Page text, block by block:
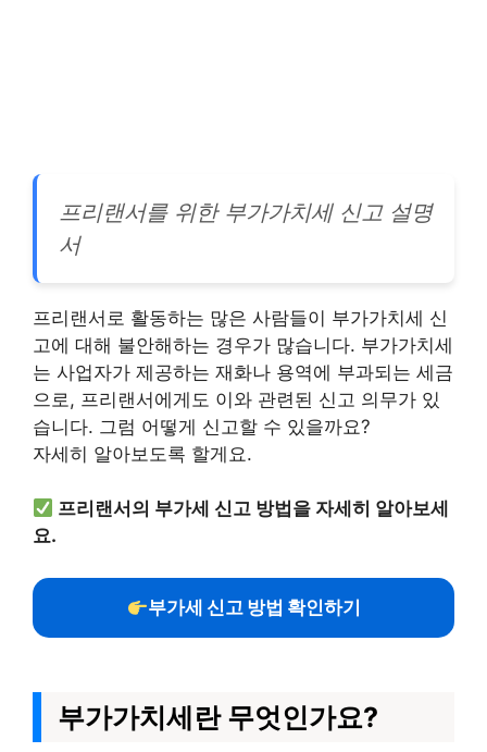
프리랜서를 위한 부가가치세 신고 설명
서
프리랜서로 활동하는 많은 사람들이 부가가치세 신
고에 대해 불안해하는 경우가 많습니다. 부가가치세
는 사업자가 제공하는 재화나 용역에 부과되는 세금
으로, 프리랜서에게도 이와 관련된 신고 의무가 있
습니다. 그럼 어떻게 신고할 수 있을까요?
자세히 알아보도록 할게요.
프리랜서의 부가세 신고 방법을 자세히 알아보세
요.
부가세 신고 방법 확인하기
부가가치세란 무엇인가요?